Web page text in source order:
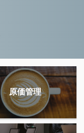
原価管理